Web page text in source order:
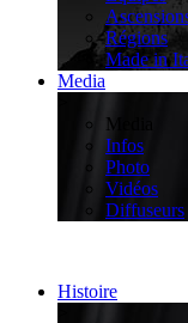
Régions
Made in
Media
Media
Infos
Photo
Vidéos
Diffuseurs
Histoire